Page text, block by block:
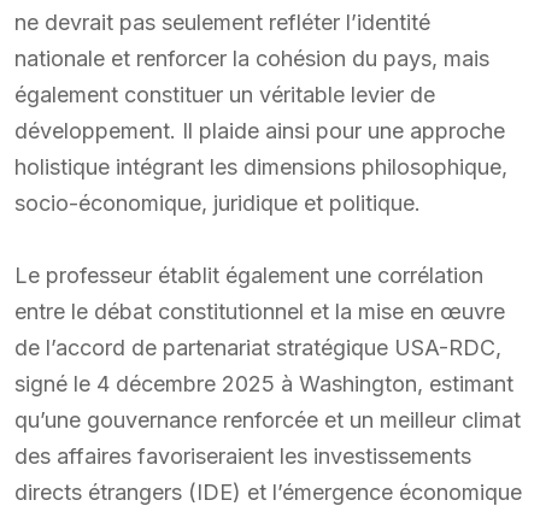
ne devrait pas seulement refléter l’identité
nationale et renforcer la cohésion du pays, mais
également constituer un véritable levier de
développement. Il plaide ainsi pour une approche
holistique intégrant les dimensions philosophique,
socio-économique, juridique et politique.
Le professeur établit également une corrélation
entre le débat constitutionnel et la mise en œuvre
de l’accord de partenariat stratégique USA-RDC,
signé le 4 décembre 2025 à Washington, estimant
qu’une gouvernance renforcée et un meilleur climat
des affaires favoriseraient les investissements
directs étrangers (IDE) et l’émergence économique